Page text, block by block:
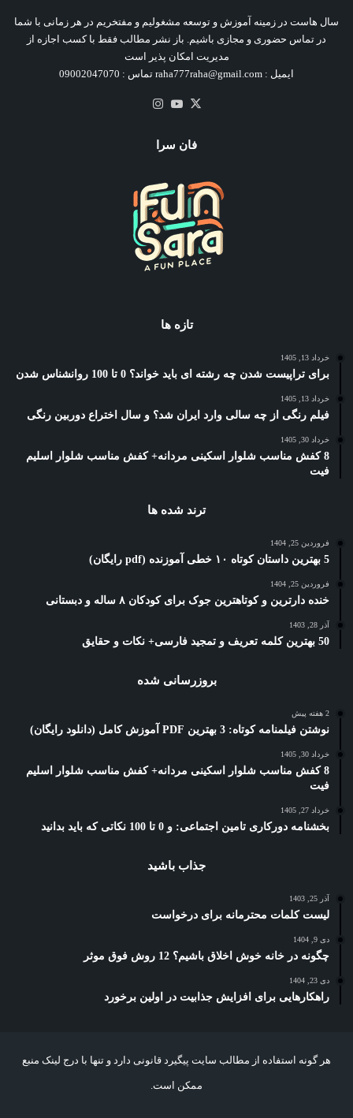
سال هاست در زمینه آموزش و توسعه مشغولیم و مفتخریم در هر زمانی با شما
در تماس حضوری و مجازی باشیم. باز نشر مطالب فقط با کسب اجازه از
مدیریت امکان پذیر است
ایمیل : raha777raha@gmail.com تماس : 09002047070
X یوتیوب
فان سرا
تازه ها
خرداد 13, 1405
برای تراپیست شدن چه رشته ای باید خواند؟ 0 تا 100 روانشناس شدن
خرداد 13, 1405
فیلم رنگی از چه سالی وارد ایران شد؟ و سال اختراع دوربین رنگی
خرداد 30, 1405
8 کفش مناسب شلوار اسکینی مردانه+ کفش مناسب شلوار اسلیم
فیت
ترند شده ها
فروردین 25, 1404
5 بهترین داستان کوتاه ۱۰ خطی آموزنده (pdf رایگان)
فروردین 25, 1404
خنده دارترین و کوتاهترین جوک برای کودکان ۸ ساله و دبستانی
آذر 28, 1403
50 بهترین کلمه تعریف و تمجید فارسی+ نکات و حقایق
بروزرسانی شده
2 هفته پیش
نوشتن فیلمنامه کوتاه: 3 بهترین PDF آموزش کامل (دانلود رایگان)
خرداد 30, 1405
8 کفش مناسب شلوار اسکینی مردانه+ کفش مناسب شلوار اسلیم
فیت
خرداد 27, 1405
بخشنامه دورکاری تامین اجتماعی: و 0 تا 100 نکاتی که باید بدانید
جذاب باشید
آذر 25, 1403
لیست کلمات محترمانه برای درخواست
دی 9, 1404
چگونه در خانه خوش اخلاق باشیم؟ 12 روش فوق موثر
دی 23, 1404
راهکارهایی برای افزایش جذابیت در اولین برخورد
هر گونه استفاده از مطالب سایت پیگیرد قانونی دارد و تنها با درج لینک منبع
ممکن است.